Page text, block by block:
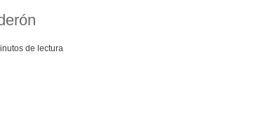
de lectura